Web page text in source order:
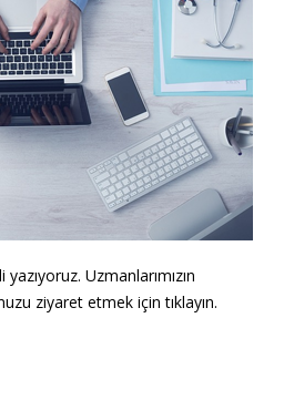
Uzmanlarımızın
ziyaret etmek için tıklayın.